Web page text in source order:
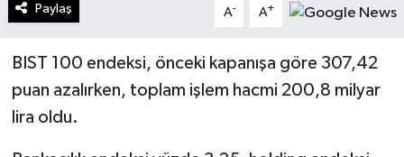
Paylaş A- A+
BIST 100 endeksi, önceki kapanışa göre 307,42
puan azalırken, toplam işlem hacmi 200,8 milyar
lira oldu.